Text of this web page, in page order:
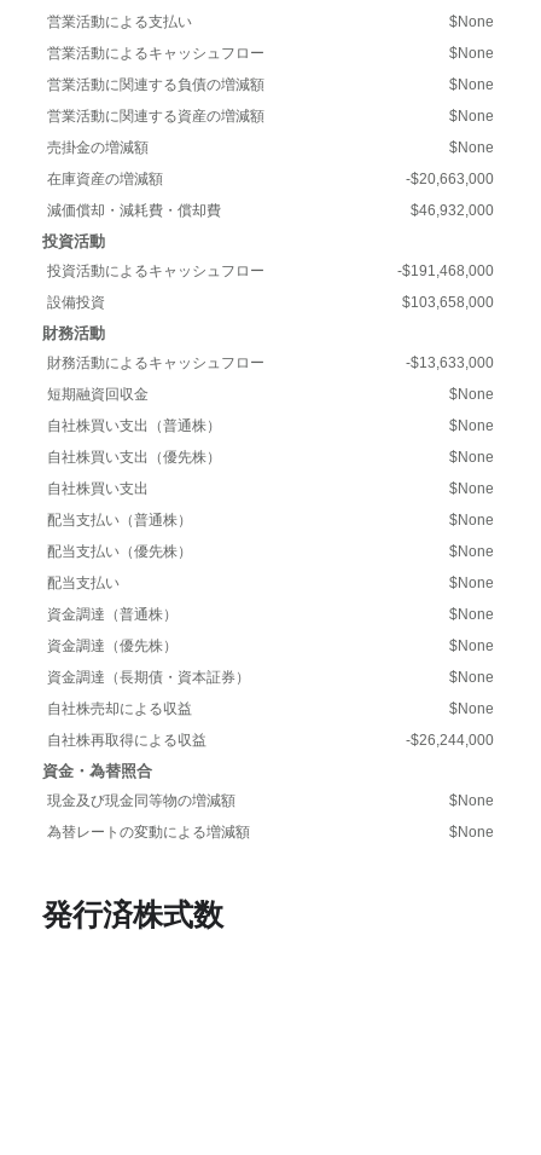
営業活動による支払い
$None
営業活動によるキャッシュフロー
$None
営業活動に関連する負債の増減額
$None
営業活動に関連する資産の増減額
$None
売掛金の増減額
$None
在庫資産の増減額
-$20,663,000
減価償却・減耗費・償却費
$46,932,000
投資活動
投資活動によるキャッシュフロー
-$191,468,000
設備投資
$103,658,000
財務活動
財務活動によるキャッシュフロー
-$13,633,000
短期融資回収金
$None
自社株買い支出（普通株）
$None
自社株買い支出（優先株）
$None
自社株買い支出
$None
配当支払い（普通株）
$None
配当支払い（優先株）
$None
配当支払い
$None
資金調達（普通株）
$None
資金調達（優先株）
$None
資金調達（長期債・資本証券）
$None
自社株売却による収益
$None
自社株再取得による収益
-$26,244,000
資金・為替照合
現金及び現金同等物の増減額
$None
為替レートの変動による増減額
$None
発行済株式数